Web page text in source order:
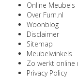
Online Meubels
Over Furn.nl
Woonblog
Disclaimer
Sitemap
Meubelwinkels
Zo werkt
Privacy Policy